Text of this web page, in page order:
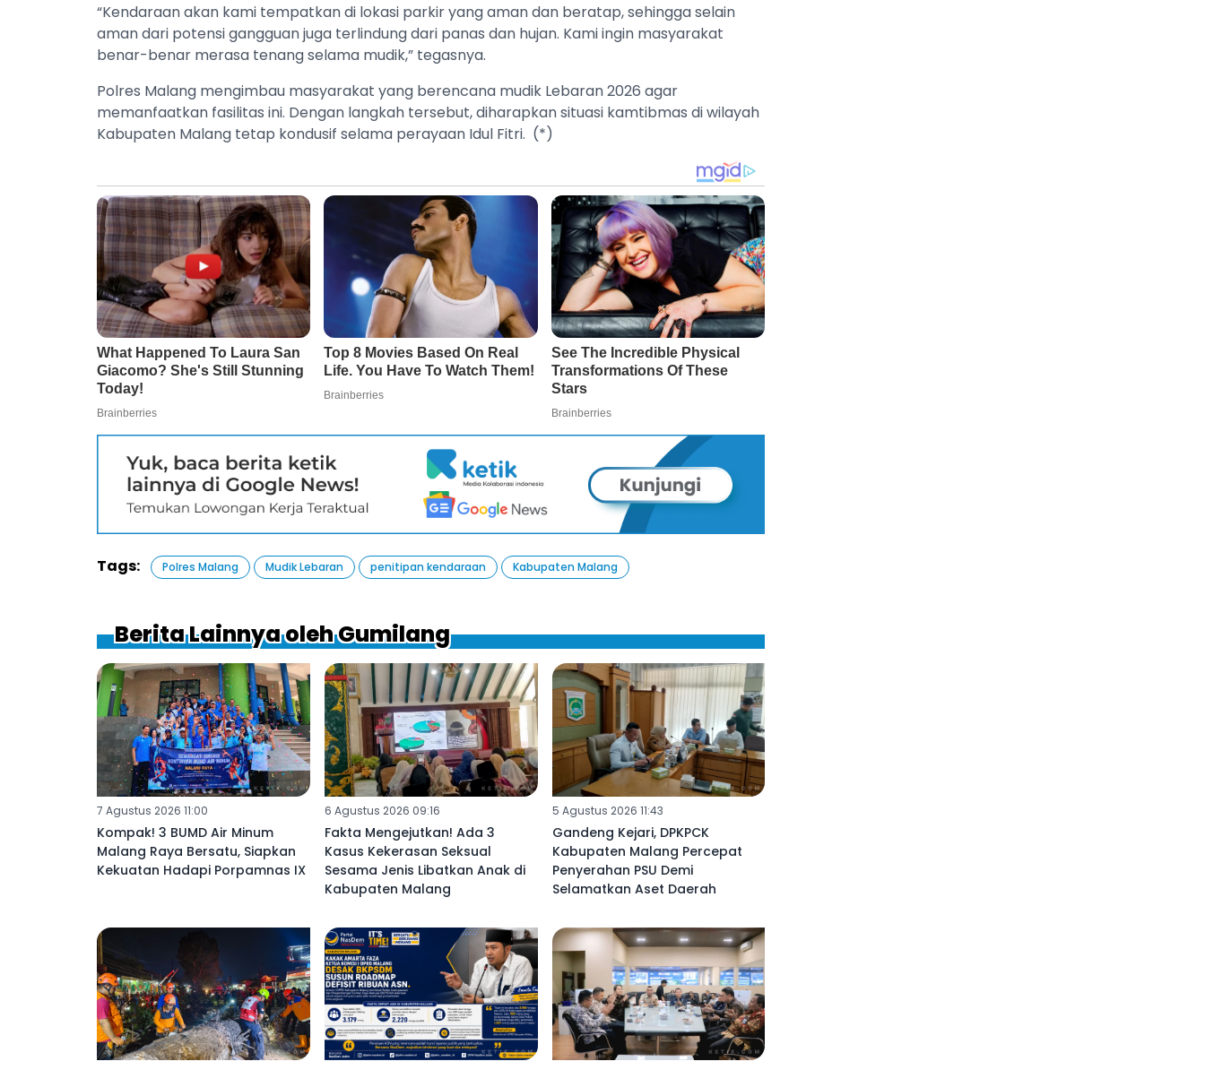
“Kendaraan akan kami tempatkan di lokasi parkir yang aman dan beratap, sehingga selain
aman dari potensi gangguan juga terlindung dari panas dan hujan. Kami ingin masyarakat
benar-benar merasa tenang selama mudik,” tegasnya.
Polres Malang mengimbau masyarakat yang berencana mudik Lebaran 2026 agar
memanfaatkan fasilitas ini. Dengan langkah tersebut, diharapkan situasi kamtibmas di wilayah
Kabupaten Malang tetap kondusif selama perayaan Idul Fitri. (*)
Tags: Polres Malang Mudik Lebaran penitipan kendaraan Kabupaten Malang
Berita Lainnya oleh Gumilang
7 Agustus 2026 11:00
Kompak! 3 BUMD Air Minum
Malang Raya Bersatu, Siapkan
Kekuatan Hadapi Porpamnas IX
6 Agustus 2026 09:16
Fakta Mengejutkan! Ada 3
Kasus Kekerasan Seksual
Sesama Jenis Libatkan Anak di
Kabupaten Malang ‎
5 Agustus 2026 11:43
Gandeng Kejari, DPKPCK
Kabupaten Malang Percepat
Penyerahan PSU Demi
Selamatkan Aset Daerah ‎